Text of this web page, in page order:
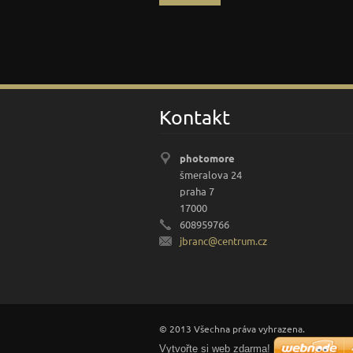
Kontakt
photomore
šmeralova 24
praha 7
17000
608959766
jbranc@centrum.cz
© 2013 Všechna práva vyhrazena.
Vytvořte si web zdarma!